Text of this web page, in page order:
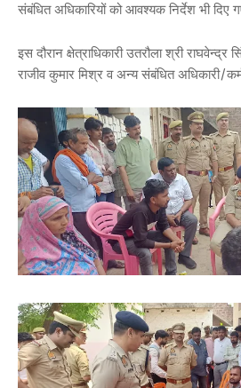
संबंधित अधिकारियों को आवश्यक निर्देश भी दिए
इस दौरान क्षेत्राधिकारी उतरौला श्री राघवेन्द्र
राजीव कुमार मिश्र व अन्य संबंधित अधिकारी/